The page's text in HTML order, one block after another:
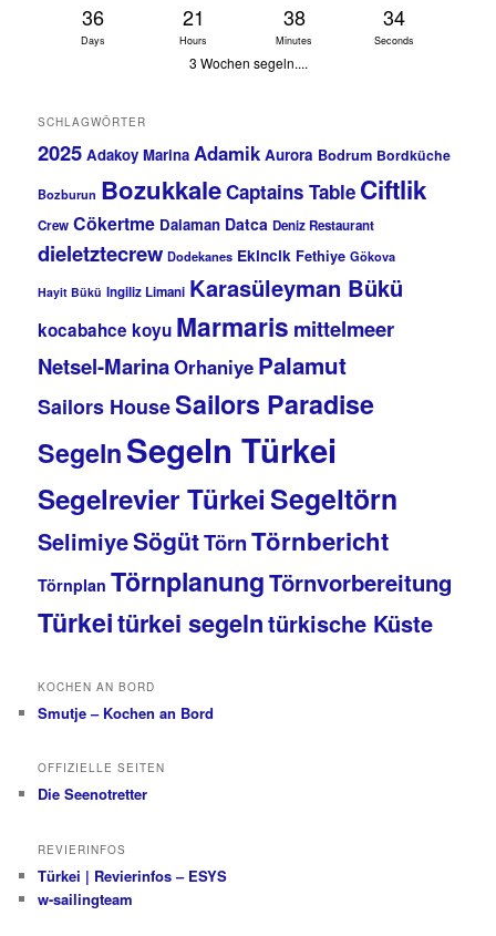
36
Days
21
Hours
38
Minutes
34
Seconds
3 Wochen segeln....
SCHLAGWÖRTER
2025 Adakoy Marina Adamik Aurora Bodrum Bordküche
Bozburun BozukkaleCaptains Table Ciftlik
Crew Cökertme Dalaman Datca Deniz Restaurant
dieletztecrew Dodekanes Ekincik Fethiye Gökova
Hayit Bükü Ingiliz Limani Karasüleyman Bükü
kocabahce koyu Marmaris mittelmeer
Netsel-MarinaOrhaniye Palamut
Sailors HouseSailors Paradise
SegelnSegeln Türkei
Segelrevier TürkeiSegeltörn
SelimiyeSögütTörnTörnbericht
Törnplan TörnplanungTörnvorbereitung
Türkeitürkei segelntürkische Küste
KOCHEN AN BORD
Smutje – Kochen an Bord
OFFIZIELLE SEITEN
Die Seenotretter
REVIERINFOS
Türkei | Revierinfos – ESYS
w-sailingteam